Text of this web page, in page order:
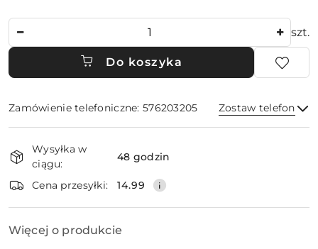
szt.
Do koszyka
Zamówienie telefoniczne: 576203205 Zostaw telefon
i
dostawa
Wysyłka w
ciągu:
48 godzin
Cena przesyłki: 14.99
Więcej o produkcie